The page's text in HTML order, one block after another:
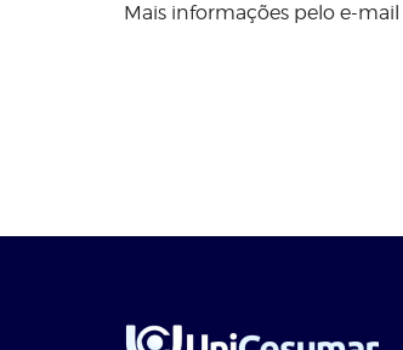
Mais informações pelo e-mail